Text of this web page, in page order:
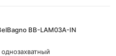
BB-LAM03A-IN
однозахватный